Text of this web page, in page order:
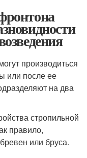
производиться
или после ее
на два
стропильной
правило,
или бруса.